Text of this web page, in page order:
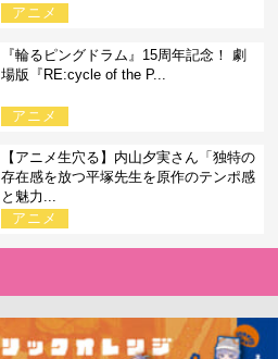
アニメ
『輪るピングドラム』15周年記念！ 劇
場版『RE:cycle of the P...
アニメ
【アニメ生穴る】内山夕実さん「独特の
存在感を放つ平塚先生を原作のテンポ感
と魅力...
アニメ